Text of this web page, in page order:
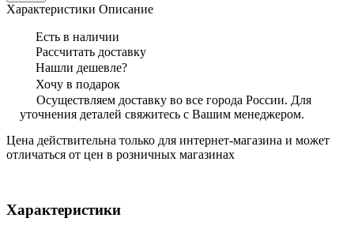
Характеристики Описание
Есть в наличии
Рассчитать доставку
Нашли дешевле?
Хочу в подарок
Осуществляем доставку во все города России. Для
уточнения деталей свяжитесь с Вашим менеджером.
Цена действительна только для интернет-магазина и может
отличаться от цен в розничных магазинах
Характеристики